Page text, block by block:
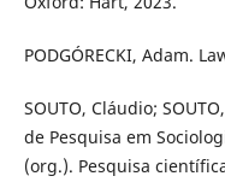
PODGÓRECKI, Adam.
SOUTO, Cláudio;
de Pesquisa em
(org.). Pesquisa